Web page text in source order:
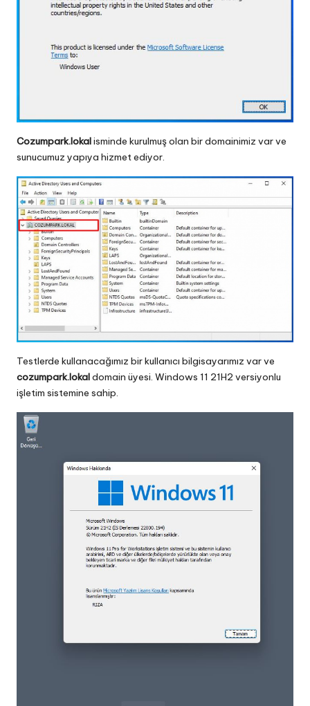
Cozumpark.lokalisminde kurulmuş olan bir domainimiz var ve
sunucumuz yapıya hizmet ediyor.
Testlerde kullanacağımız bir kullanıcı bilgisayarımız var ve
cozumpark.lokaldomain üyesi. Windows 11 21H2 versiyonlu
işletim sistemine sahip.